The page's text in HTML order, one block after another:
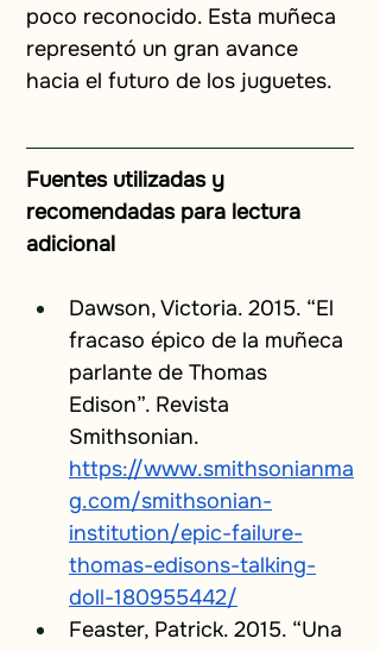
poco reconocido. Esta muñeca
representó un gran avance
hacia el futuro de los juguetes.
Fuentes utilizadas y
recomendadas para lectura
adicional
Dawson, Victoria. 2015. “El
fracaso épico de la muñeca
parlante de Thomas
Edison”. Revista
Smithsonian.
https://www.smithsonianma
g.com/smithsonian-
institution/epic-failure-
thomas-edisons-talking-
doll-180955442/
Feaster, Patrick. 2015. “Una